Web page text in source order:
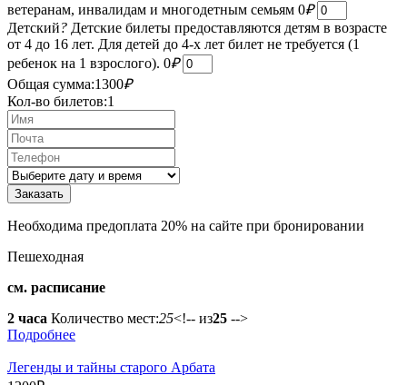
ветеранам, инвалидам и многодетным семьям 0₽
Детский? Детские билеты предоставляются детям в возрасте
от 4 до 16 лет. Для детей до 4-х лет билет не требуется (1
ребенок на 1 взрослого). 0₽
Общая сумма:1300₽
Кол-во билетов:1
Необходима предоплата 20% на сайте при бронировании
Пешеходная
см. расписание
2 часа Количество мест:25<!-- из25 -->
Подробнее
Легенды и тайны старого Арбата